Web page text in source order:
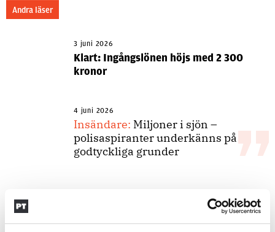
Andra läser
3 juni 2026
Klart: Ingångslönen höjs med 2 300
kronor
4 juni 2026
Insändare: Miljoner i sjön –
polisaspiranter underkänns på
godtyckliga grunder
Snart 20 år i tjänst
– nu ska han lära sig grunderna